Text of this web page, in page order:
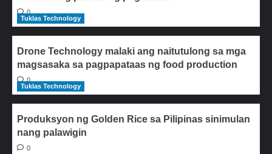
0
Tuklas Technology
Drone Technology malaki ang naitutulong sa mga
magsasaka sa pagpapataas ng food production
0
Tuklas Technology
Produksyon ng Golden Rice sa Pilipinas sinimulan
nang palawigin
0